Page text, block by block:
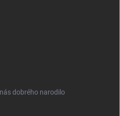
dobrého narodilo